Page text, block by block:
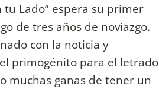
Lado” espera su primer
de tres años de noviazgo.
con la noticia y
primogénito para el letrado
muchas ganas de tener un